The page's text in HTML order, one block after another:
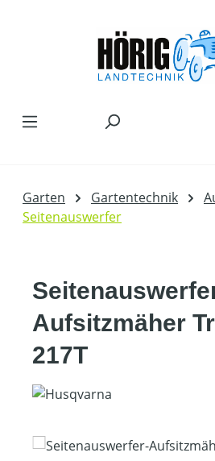
Garten Gartentechnik
Seitenauswerfer
Aufsitzmäher
217T
Bildergalerie überspringen